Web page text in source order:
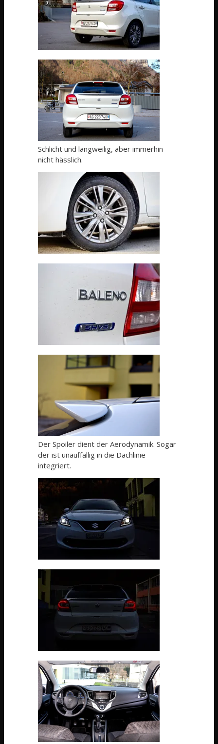
Schlicht und langweilig, aber immerhin
nicht hässlich.
Der Spoiler dient der Aerodynamik. Sogar
der ist unauffällig in die Dachlinie
integriert.